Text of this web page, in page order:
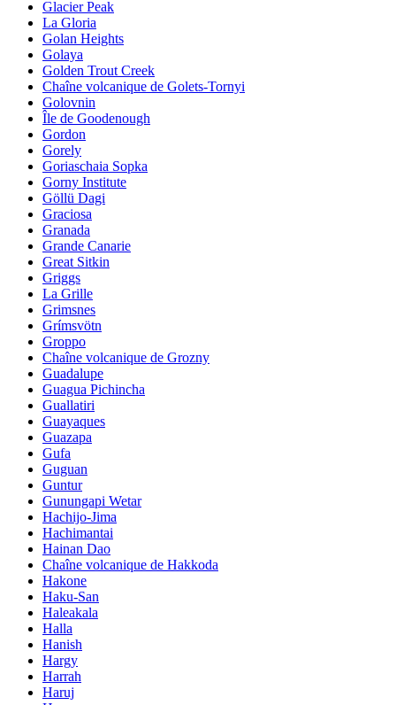
Glacier Peak
La Gloria
Golan Heights
Golaya
Golden Trout Creek
Chaîne volcanique de Golets-Tornyi
Golovnin
Île de Goodenough
Gordon
Gorely
Goriaschaia Sopka
Gorny Institute
Göllü Dagi
Graciosa
Granada
Grande Canarie
Great Sitkin
Griggs
La Grille
Grimsnes
Grímsvötn
Groppo
Chaîne volcanique de Grozny
Guadalupe
Guagua Pichincha
Guallatiri
Guayaques
Guazapa
Gufa
Guguan
Guntur
Gunungapi Wetar
Hachijo-Jima
Hachimantai
Hainan Dao
Chaîne volcanique de Hakkoda
Hakone
Haku-San
Haleakala
Halla
Hanish
Hargy
Harrah
Haruj